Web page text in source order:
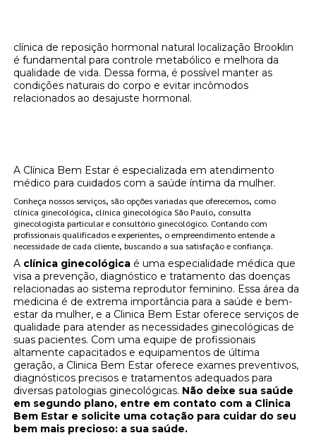
clínica de reposição hormonal natural localização Brooklin
é fundamental para controle metabólico e melhora da
qualidade de vida. Dessa forma, é possível manter as
condições naturais do corpo e evitar incômodos
relacionados ao desajuste hormonal.
A Clínica Bem Estar é especializada em atendimento
médico para cuidados com a saúde íntima da mulher.
Conheça nossos serviços, são opções variadas que oferecemos, como
clínica ginecológica, clínica ginecológica São Paulo, consulta
ginecologista particular e consultório ginecológico. Contando com
profissionais qualificados e experientes, o empreendimento entende a
necessidade de cada cliente, buscando a sua satisfação e confiança.
A clínica ginecológica é uma especialidade médica que
visa a prevenção, diagnóstico e tratamento das doenças
relacionadas ao sistema reprodutor feminino. Essa área da
medicina é de extrema importância para a saúde e bem-
estar da mulher, e a Clinica Bem Estar oferece serviços de
qualidade para atender as necessidades ginecológicas de
suas pacientes. Com uma equipe de profissionais
altamente capacitados e equipamentos de última
geração, a Clinica Bem Estar oferece exames preventivos,
diagnósticos precisos e tratamentos adequados para
diversas patologias ginecológicas. Não deixe sua saúde
em segundo plano, entre em contato com a Clinica
Bem Estar e solicite uma cotação para cuidar do seu
bem mais precioso: a sua saúde.